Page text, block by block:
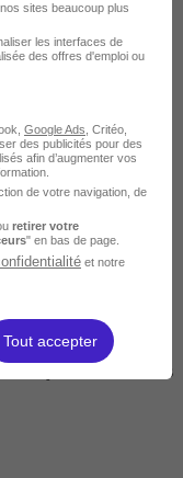
Courte
2 jours à 2 semaines
sites beaucoup plus
les interfaces de
des offres d'emploi ou
Google Ads , Critéo,
des publicités pour des
afin d’augmenter vos
de votre navigation, de
retirer votre
" en bas de page.
et notre
Tout accepter